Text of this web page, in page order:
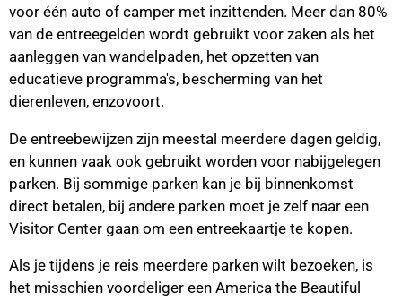
voor één auto of camper met inzittenden. Meer dan 80%
van de entreegelden wordt gebruikt voor zaken als het
aanleggen van wandelpaden, het opzetten van
educatieve programma's, bescherming van het
dierenleven, enzovoort.
De entreebewijzen zijn meestal meerdere dagen geldig,
en kunnen vaak ook gebruikt worden voor nabijgelegen
parken. Bij sommige parken kan je bij binnenkomst
direct betalen, bij andere parken moet je zelf naar een
Visitor Center gaan om een entreekaartje te kopen.
Als je tijdens je reis meerdere parken wilt bezoeken, is
het misschien voordeliger een America the Beautiful